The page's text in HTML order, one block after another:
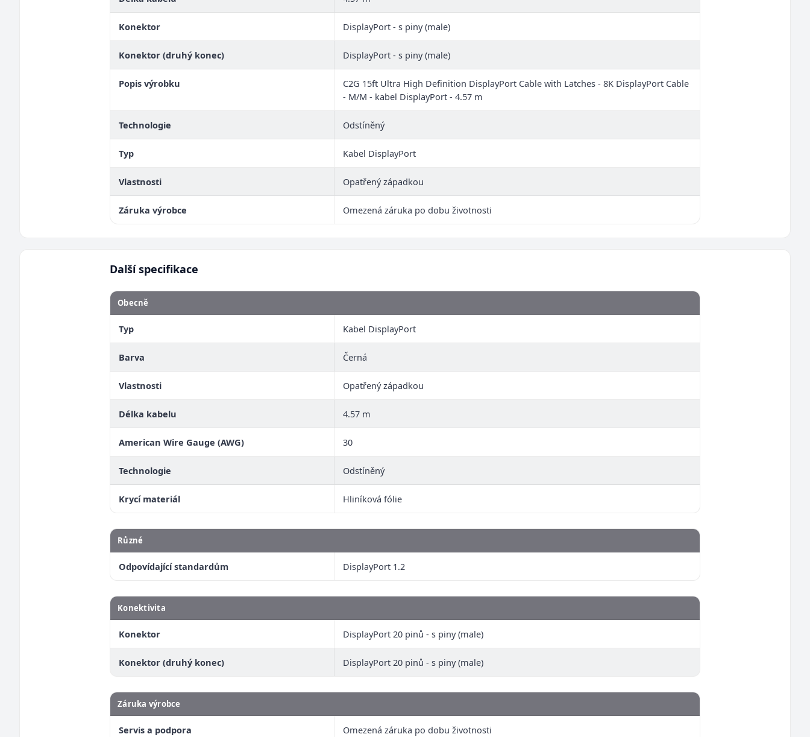
Konektor DisplayPort - s piny (male)
Konektor (druhý konec) DisplayPort - s piny (male)
Popis výrobku
C2G 15ft Ultra High Definition DisplayPort Cable with Latches - 8K DisplayPort Cable
- M/M - kabel DisplayPort - 4.57 m
Technologie Odstíněný
Typ Kabel DisplayPort
Vlastnosti Opatřený západkou
Záruka výrobce Omezená záruka po dobu životnosti
Další specifikace
Obecně
Typ Kabel DisplayPort
Barva Černá
Vlastnosti Opatřený západkou
Délka kabelu 4.57 m
American Wire Gauge (AWG) 30
Technologie Odstíněný
Krycí materiál Hliníková fólie
Různé
Odpovídající standardům DisplayPort 1.2
Konektivita
Konektor DisplayPort 20 pinů - s piny (male)
Konektor (druhý konec) DisplayPort 20 pinů - s piny (male)
Záruka výrobce
Servis a podpora Omezená záruka po dobu životnosti